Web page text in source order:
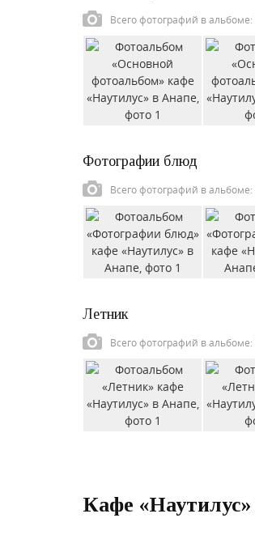
Всего фотографий в альбоме:
Фотографии блюд
Всего фотографий в альбоме:
Летник
Всего фотографий в альбоме:
Кафе